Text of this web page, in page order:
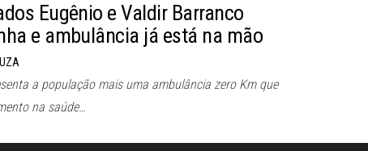
Eugênio e Valdir Barranco
e ambulância já está na mão
a população mais uma ambulância zero Km que
na saúde…